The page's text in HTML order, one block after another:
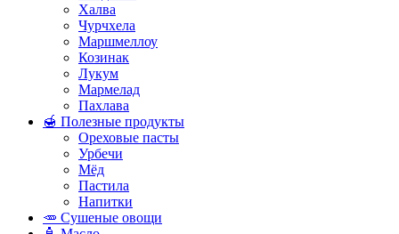
Халва
Чурчхела
Маршмеллоу
Козинак
Лукум
Мармелад
Пахлава
🍯 Полезные продукты
Ореховые пасты
Урбечи
Мёд
Пастила
Напитки
🥕 Сушеные овощи